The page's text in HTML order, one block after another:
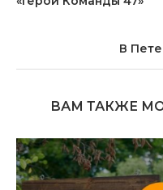
В
ВАМ ТАКЖЕ